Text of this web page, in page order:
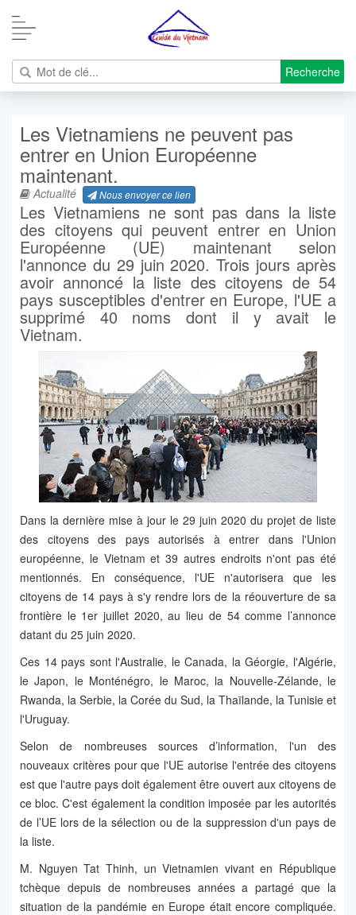
Recherche
Les Vietnamiens ne peuvent pas
entrer en Union Européenne
maintenant.
Actualité Nous envoyer ce lien
Les Vietnamiens ne sont pas dans la liste
des citoyens qui peuvent entrer en Union
Européenne (UE) maintenant selon
l'annonce du 29 juin 2020. Trois jours après
avoir annoncé la liste des citoyens de 54
pays susceptibles d'entrer en Europe, l'UE a
supprimé 40 noms dont il y avait le
Vietnam.
Dans la dernière mise à jour le 29 juin 2020 du projet de liste
des citoyens des pays autorisés à entrer dans l'Union
européenne, le Vietnam et 39 autres endroits n'ont pas été
mentionnés. En conséquence, l'UE n'autorisera que les
citoyens de 14 pays à s'y rendre lors de la réouverture de sa
frontière le 1er juillet 2020, au lieu de 54 comme l’annonce
datant du 25 juin 2020.
Ces 14 pays sont l'Australie, le Canada, la Géorgie, l'Algérie,
le Japon, le Monténégro, le Maroc, la Nouvelle-Zélande, le
Rwanda, la Serbie, la Corée du Sud, la Thaïlande, la Tunisie et
l'Uruguay.
Selon de nombreuses sources d’information, l'un des
nouveaux critères pour que l'UE autorise l'entrée des citoyens
est que l'autre pays doit également être ouvert aux citoyens de
ce bloc. C'est également la condition imposée par les autorités
de l’UE lors de la sélection ou de la suppression d'un pays de
la liste.
M. Nguyen Tat Thinh, un Vietnamien vivant en République
tchèque depuis de nombreuses années a partagé que la
situation de la pandémie en Europe était encore compliquée.